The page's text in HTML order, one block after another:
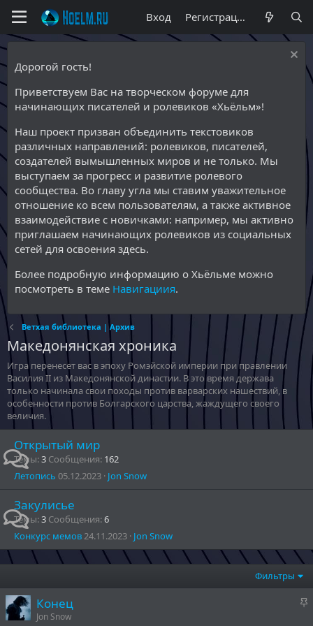
Вход Регистрация
Дорогой гость!
Приветствуем Вас на творческом форуме для
начинающих писателей и ролевиков «Хьёльм»!
Наш проект призван объединить текстовиков
различных направлений: ролевиков, писателей,
создателей вымышленных миров и не только. Мы
выступаем за прогресс и развитие ролевого
сообщества. Во главу угла мы ставим уважительное
отношение ко всем пользователям, а также активное
взаимодействие с новичками: например, мы активно
приглашаем начинающих ролевиков из социальных
сетей для освоения здесь.
Более подробную информацию о Хьёльме можно
посмотреть в теме Навигациия.
Ветхая библиотека | Архив
Македонянская хроника
Игра перенесет вас в эпоху Ромэйской империи при правлении
Василия II из Македонянской династии. В это время держава
только начинала свои походы против варварских нашествий, в
особенности против Болгарского царства, жаждущего своего
величия.
Открытый мир
Темы 3 Сообщения 162
Летопись 05.12.2023 Jon Snow
Закулисье
Темы 3 Сообщения 6
Конкурс мемов24.11.2023 Jon Snow
Фильтры
З
Конец
Jon Snow